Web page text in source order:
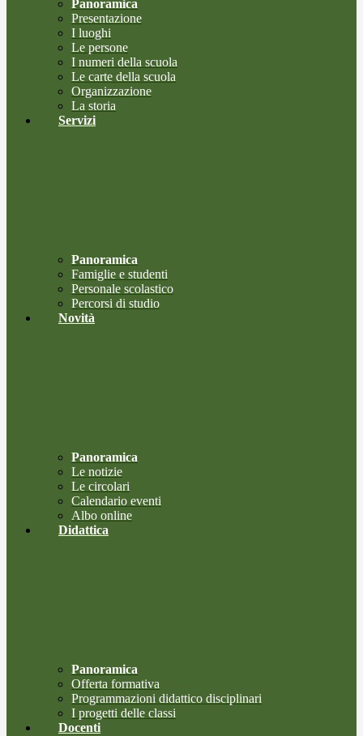
Panoramica
Presentazione
I luoghi
Le persone
I numeri della scuola
Le carte della scuola
Organizzazione
La storia
Servizi
Panoramica
Famiglie e studenti
Personale scolastico
Percorsi di studio
Novità
Panoramica
Le notizie
Le circolari
Calendario eventi
Albo online
Didattica
Panoramica
Offerta formativa
Programmazioni didattico disciplinari
I progetti delle classi
Docenti